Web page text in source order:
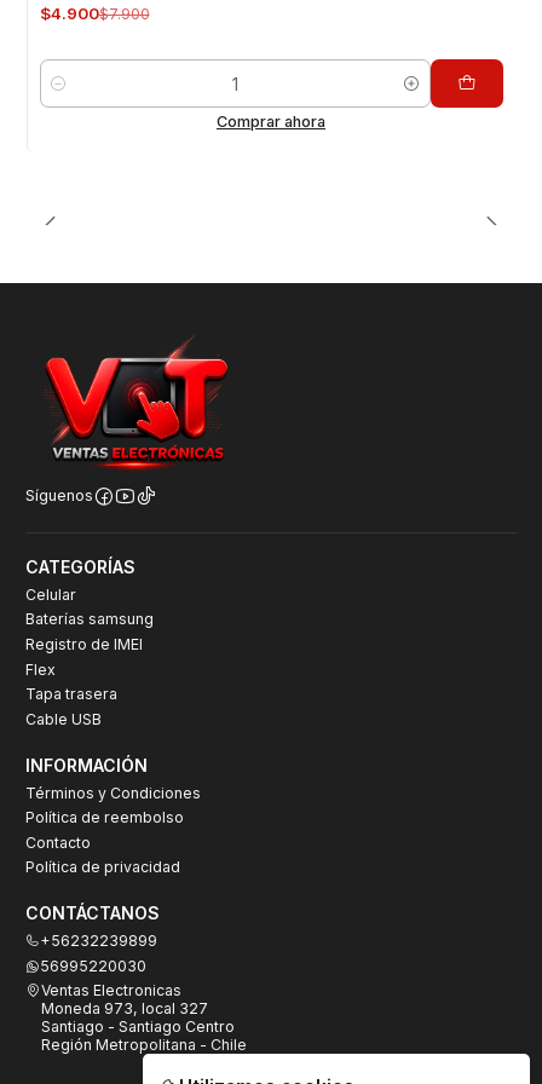
$4.900$7.900
Cantidad
Comprar ahora
Síguenos
CATEGORÍAS
Celular
Baterías samsung
Registro de IMEI
Flex
Tapa trasera
Cable USB
INFORMACIÓN
Términos y Condiciones
Política de reembolso
Contacto
Política de privacidad
CONTÁCTANOS
+56232239899
56995220030
Ventas Electronicas
Moneda 973, local 327
Santiago - Santiago Centro
Región Metropolitana - Chile